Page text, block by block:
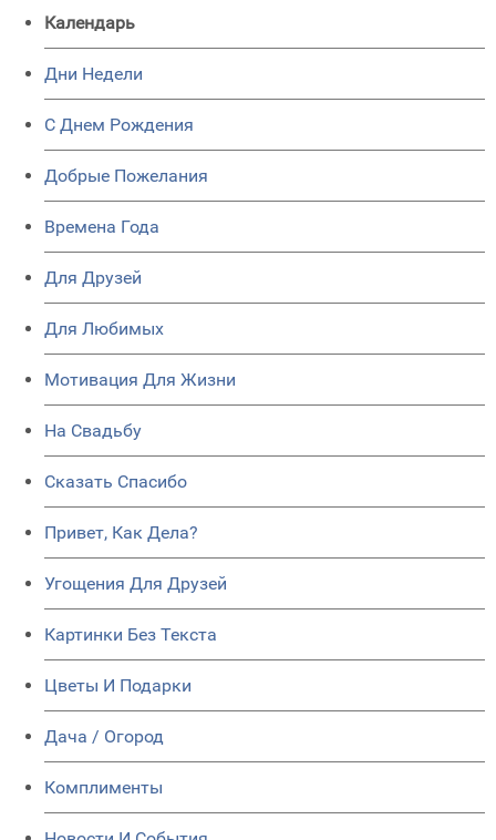
Календарь
Дни Недели
C Днем Рождения
Добрые Пожелания
Времена Года
Для Друзей
Для Любимых
Мотивация Для Жизни
На Свадьбу
Сказать Спасибо
Привет, Как Дела?
Угощения Для Друзей
Картинки Без Текста
Цветы И Подарки
Дача / Огород
Комплименты